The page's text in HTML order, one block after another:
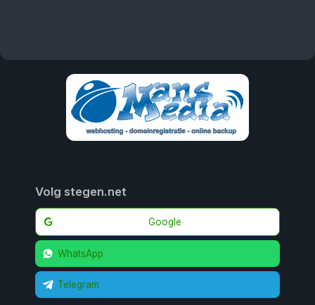
Volg stegen.net
Google
WhatsApp
Telegram